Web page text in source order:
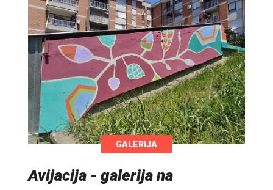
GALERIJA
Avijacija - galerija na